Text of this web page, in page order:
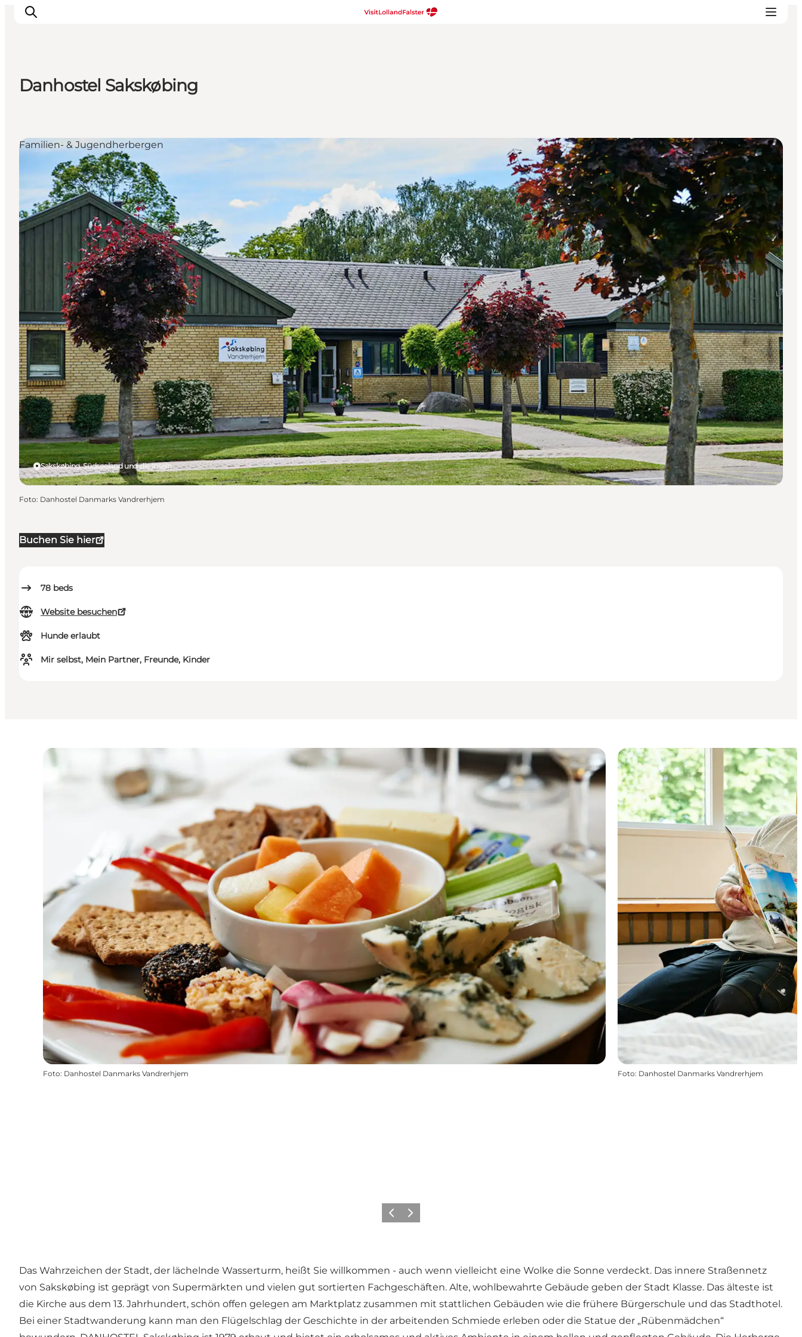
Kultur
Gastronomie
Urlaubsplaner
Danhostel Sakskøbing
Buchen Sie hier
78 beds
Website besuchen
Hunde erlaubt
Mir selbst, Mein Partner, Freunde, Kinder
Sakskøbing, Südseeland und die Inseln
Familien- & Jugendherbergen
Foto: Danhostel Danmarks Vandrerhjem
Foto: Danhostel Danmarks Vandrerhjem Foto: Danhostel Danmarks Vandrerhjem
ZurückWeiter
Das Wahrzeichen der Stadt, der lächelnde Wasserturm, heißt Sie willkommen - auch wenn vielleicht eine Wolke die Sonne verdeckt. Das innere Straßennetz
von Sakskøbing ist geprägt von Supermärkten und vielen gut sortierten Fachgeschäften. Alte, wohlbewahrte Gebäude geben der Stadt Klasse. Das älteste ist
die Kirche aus dem 13. Jahrhundert, schön offen gelegen am Marktplatz zusammen mit stattlichen Gebäuden wie die frühere Bürgerschule und das Stadthotel.
Bei einer Stadtwanderung kann man den Flügelschlag der Geschichte in der arbeitenden Schmiede erleben oder die Statue der „Rübenmädchen“